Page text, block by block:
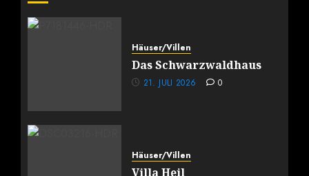
Häuser/Villen
Das Schwarzwaldhaus
21. JULI 2026 0
Häuser/Villen
Villa Heil